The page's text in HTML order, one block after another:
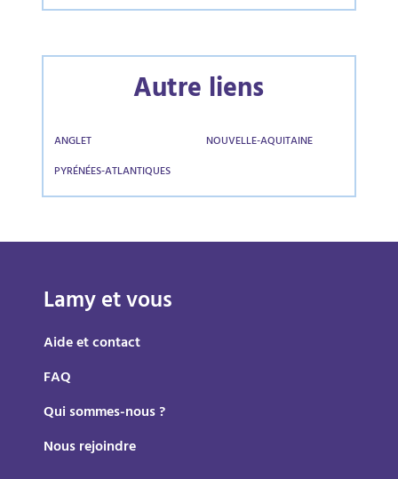
Autre liens
ANGLET
PYRÉNÉES-ATLANTIQUES
NOUVELLE-AQUITAINE
Lamy et vous
Aide et contact
FAQ
Qui sommes-nous ?
Nous rejoindre